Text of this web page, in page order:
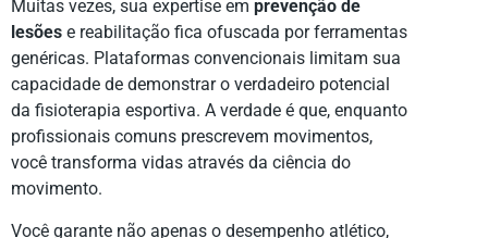
Muitas vezes, sua expertise em prevenção de
lesões e reabilitação fica ofuscada por ferramentas
genéricas. Plataformas convencionais limitam sua
capacidade de demonstrar o verdadeiro potencial
da fisioterapia esportiva. A verdade é que, enquanto
profissionais comuns prescrevem movimentos,
você transforma vidas através da ciência do
movimento.
Você garante não apenas o desempenho atlético,